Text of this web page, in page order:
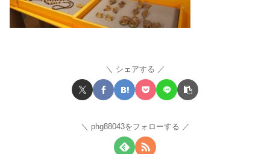
シェアする
phg88043をフォローする